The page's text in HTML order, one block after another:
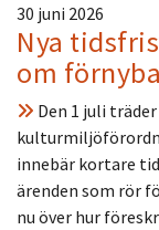
30 juni 2026
Nya
om
Den 1 juli
innebär kortare
ärenden som rör
nu över hur